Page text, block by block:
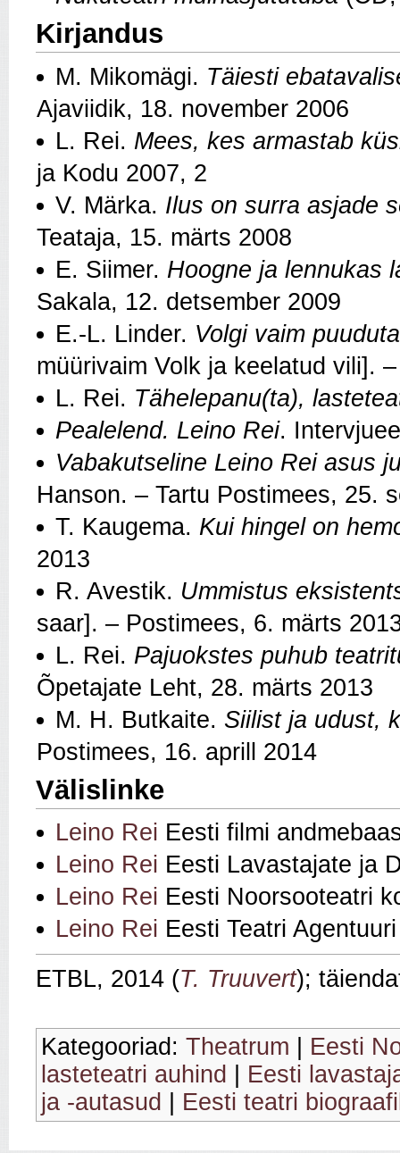
Kirjandus
M. Mikomägi. Täiesti
Ajaviidik, 18. november 2006
L. Rei. Mees, kes armastab
ja Kodu 2007, 2
V. Märka. Ilus on surra asjade
Teataja, 15. märts 2008
E. Siimer. Hoogne ja lennukas
Sakala, 12. detsember 2009
E.-L. Linder. Volgi vaim
müürivaim Volk ja keelatud vili].
L. Rei. Tähelepanu(ta),
Pealelend. Leino Rei.
Vabakutseline Leino Rei asus
Hanson. – Tartu Postimees, 25.
T. Kaugema. Kui hingel on
2013
R. Avestik. Ummistus
saar]. – Postimees, 6. märts
L. Rei. Pajuokstes puhub
Õpetajate Leht, 28. märts 2013
M. H. Butkaite. Siilist ja udust,
Postimees, 16. aprill 2014
Välislinke
Leino Rei Eesti filmi
Leino Rei Eesti Lavastajate ja
Leino Rei Eesti Noorsooteatri
Leino Rei Eesti Teatri
ETBL, 2014 (T. Truuvert);
Kategooriad: Theatrum
Eesti
lasteteatri auhind
Eesti
ja -autasud
Eesti teatri